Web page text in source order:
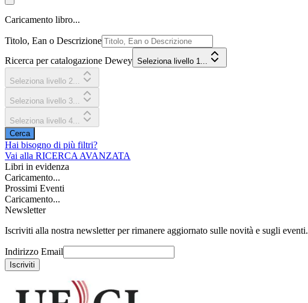
Caricamento libro...
Titolo, Ean o Descrizione
Ricerca per catalogazione Dewey Seleziona livello 1...
Seleziona livello 2...
Seleziona livello 3...
Seleziona livello 4...
Cerca
Hai bisogno di più filtri?
Vai alla RICERCA AVANZATA
Libri in evidenza
Caricamento...
Prossimi Eventi
Caricamento...
Newsletter
Iscriviti alla nostra newsletter per rimanere aggiornato sulle novità e sugli eventi.
Indirizzo Email
Iscriviti